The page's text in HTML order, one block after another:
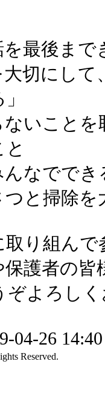
後まで
にして
ことを
できる
掃除を
り組んで
護者の
ぞよろし
04-26
Reserved.